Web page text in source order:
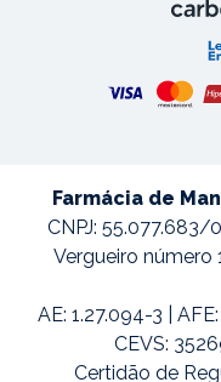
Farmácia de
CNPJ: 55.077.683/
Vergueiro número
AE: 1.27.094-3 |
CEVS:
Certidão de